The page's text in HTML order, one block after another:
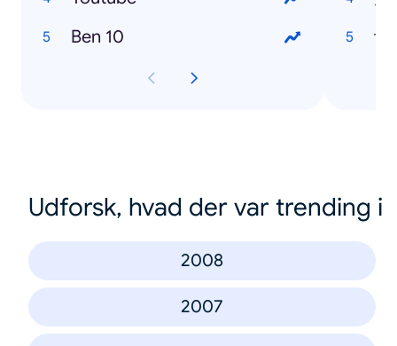
Ben 10
许
Udforsk, hvad der var trending i
2008
2007